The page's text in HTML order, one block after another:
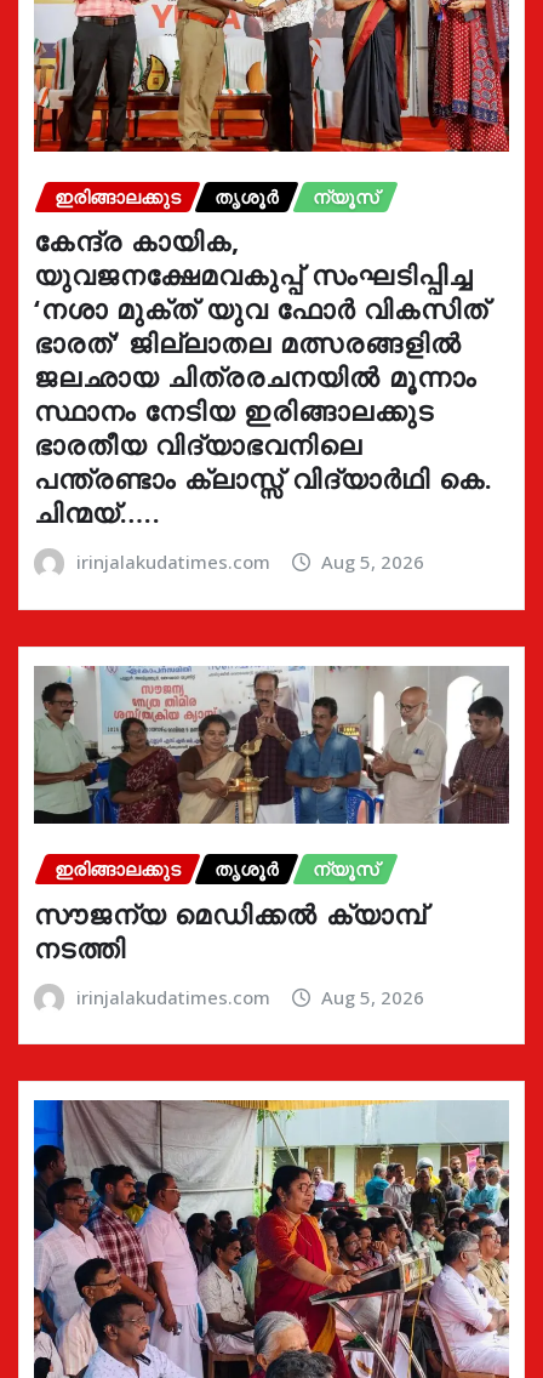
ഇരിങ്ങാലക്കുട തൃശൂർ ന്യൂസ്
കേന്ദ്ര കായിക,
യുവജനക്ഷേമവകുപ്പ് സംഘടിപ്പിച്ച
‘നശാ മുക്ത് യുവ ഫോർ വികസിത്
ഭാരത്’ ജില്ലാതല മത്സരങ്ങളിൽ
ജലഛായ ചിത്രരചനയിൽ മൂന്നാം
സ്ഥാനം നേടിയ ഇരിങ്ങാലക്കുട
ഭാരതീയ വിദ്യാഭവനിലെ
പന്ത്രണ്ടാം ക്ലാസ്സ് വിദ്യാർഥി കെ.
ചിന്മയ്…..
irinjalakudatimes.com Aug 5, 2026
ഇരിങ്ങാലക്കുട തൃശൂർ ന്യൂസ്
സൗജന്യ മെഡിക്കൽ ക്യാമ്പ്
നടത്തി
irinjalakudatimes.com Aug 5, 2026